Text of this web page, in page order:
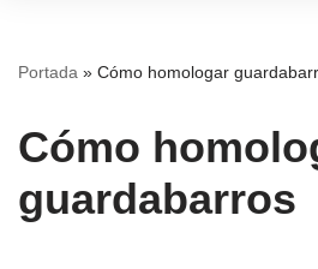
Portada » Cómo homologar
Cómo
guardabarros